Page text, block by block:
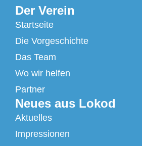
Der Verein
Startseite
Die Vorgeschichte
Das Team
Wo wir helfen
Partner
Neues aus Lokod
Aktuelles
Impressionen